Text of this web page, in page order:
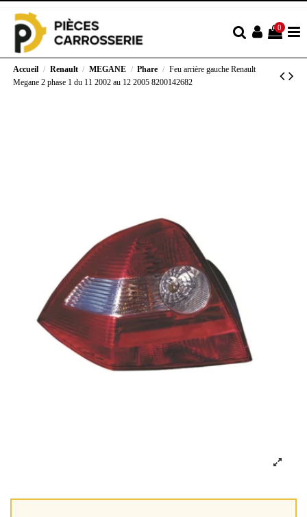
0
Accueil Renault MEGANE Phare
Feu arrière gauche Renault
Megane 2 phase 1 du 11 2002 au 12 2005 8200142682